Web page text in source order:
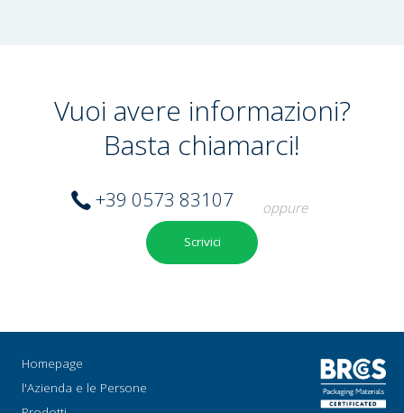
Vuoi avere informazioni?
Basta chiamarci!
+39 0573 83107 oppure
Scrivici
Homepage
l'Azienda e le Persone